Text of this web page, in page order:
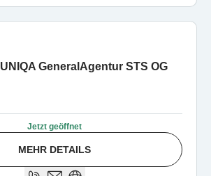
UNIQA GeneralAgentur STS OG
Jetzt geöffnet
MEHR DETAILS